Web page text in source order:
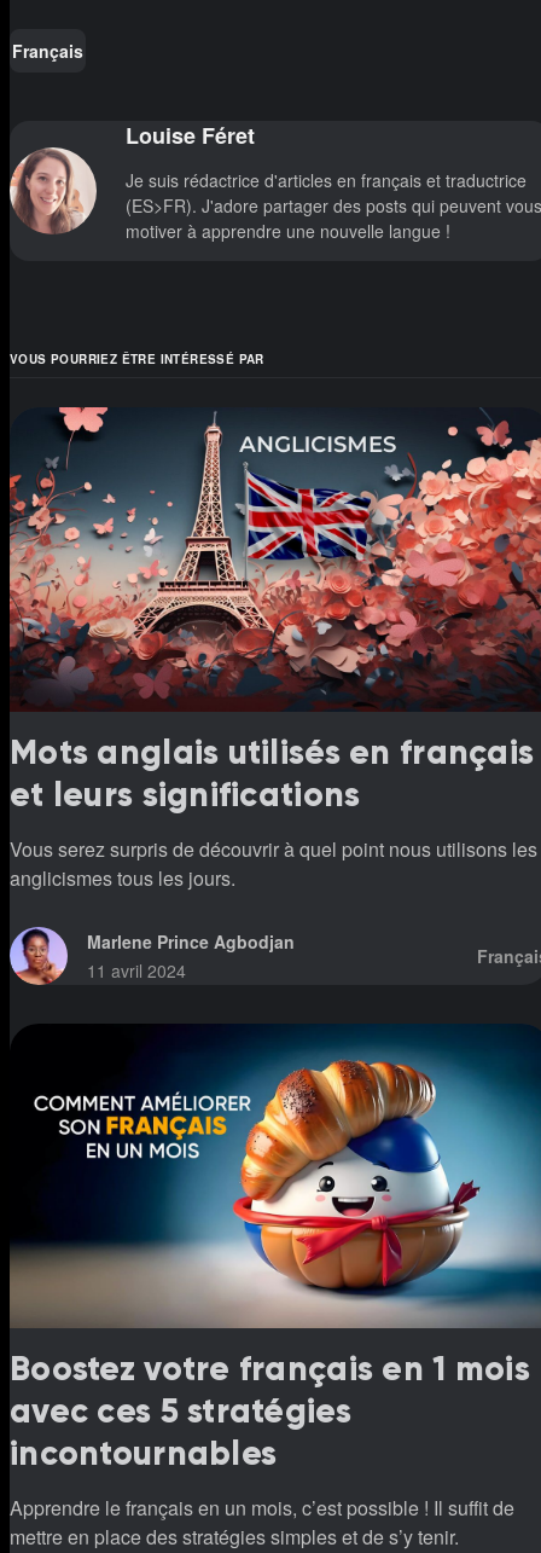
Français
Louise Féret
Je suis rédactrice d'articles en français et traductrice
(ES>FR). J'adore partager des posts qui peuvent vous
motiver à apprendre une nouvelle langue !
VOUS POURRIEZ ÊTRE INTÉRESSÉ PAR
Mots anglais utilisés en français
et leurs significations
Vous serez surpris de découvrir à quel point nous utilisons les
anglicismes tous les jours.
Marlene Prince Agbodjan
11 avril 2024
Boostez votre français en 1 mois
avec ces 5 stratégies
incontournables
Apprendre le français en un mois, c’est possible ! Il suffit de
mettre en place des stratégies simples et de s’y tenir.